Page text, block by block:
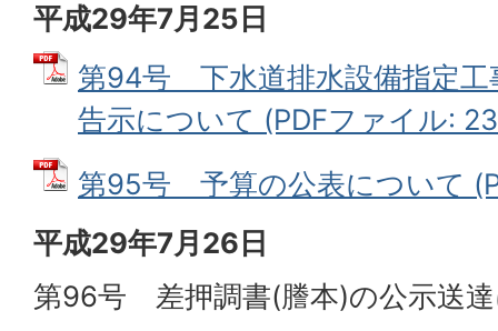
平成29年7月25日
第94号 下水道排水設備指定工
告示について (PDFファイル:
第95号 予算の公表について
平成29年7月26日
第96号 差押調書(謄本)の公示送